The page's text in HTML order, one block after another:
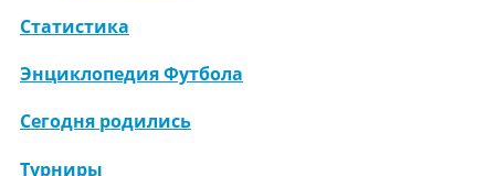
Статистика
Энциклопедия Футбола
Сегодня родились
Турниры